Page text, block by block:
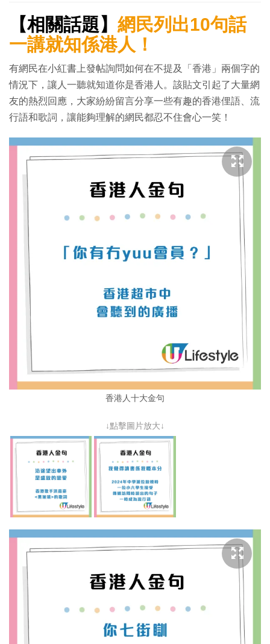
【相關話題】 網民列出10句話
一講就知係港人！
有網民在小紅書上發帖詢問如何在不提及「香港」兩個字的
情況下，讓人一聽就知道你是香港人。該貼文引起了大量網
友的熱烈回應，大家紛紛留言分享一些有趣的香港俚語、流
行語和歌詞，讓能夠理解的網民都忍不住會心一笑！
香港人十大金句
↓點擊圖片放大↓